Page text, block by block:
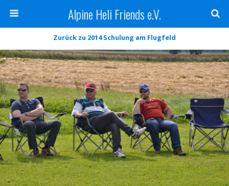
Alpine Heli Friends e.V.
Zurück zu 2014 Schulung am Flugfeld